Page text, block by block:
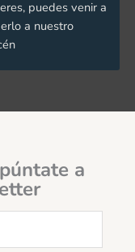
puedes venir a
a nuestro
a